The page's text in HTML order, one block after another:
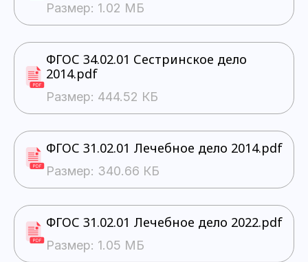
Размер: 1.02 МБ
ФГОС 34.02.01 Сестринское дело
2014.pdf
Размер: 444.52 КБ
ФГОС 31.02.01 Лечебное дело 2014.pdf
Размер: 340.66 КБ
ФГОС 31.02.01 Лечебное дело 2022.pdf
Размер: 1.05 МБ